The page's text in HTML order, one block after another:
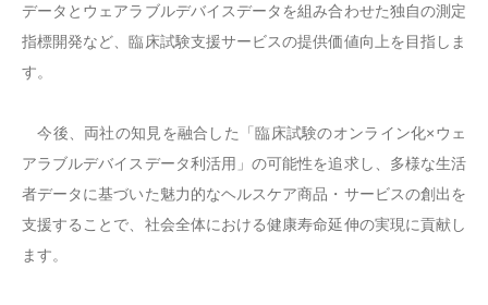
データとウェアラブルデバイスデータを組み合わせた独自の測定
指標開発など、臨床試験支援サービスの提供価値向上を目指しま
す。
今後、両社の知見を融合した「臨床試験のオンライン化×ウェ
アラブルデバイスデータ利活用」の可能性を追求し、多様な生活
者データに基づいた魅力的なヘルスケア商品・サービスの創出を
支援することで、社会全体における健康寿命延伸の実現に貢献し
ます。